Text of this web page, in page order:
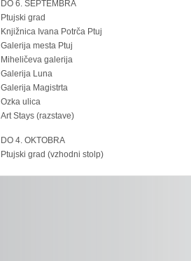
DO 6. SEPTEMBRA
Ptujski grad
Knjižnica Ivana Potrča Ptuj
Galerija mesta Ptuj
Miheličeva galerija
Galerija Luna
Galerija Magistrta
Ozka ulica
Art Stays (razstave)
DO 4. OKTOBRA
Ptujski grad (vzhodni stolp)